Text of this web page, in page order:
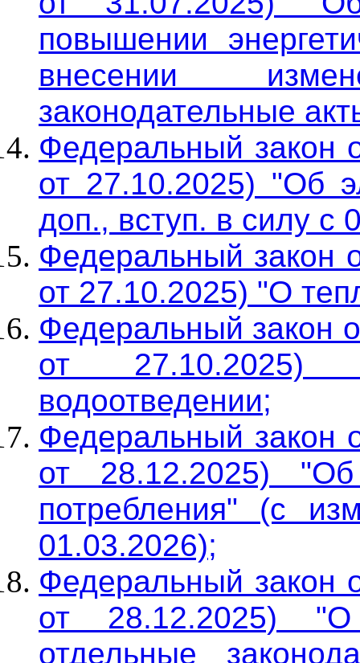
повышении
внесении
законодательные
Федеральный
от 27.10.2025) "Об
доп., вступ. в силу с
Федеральный закон
от 27.10.2025) "О
Федеральный закон
от
водоотведении;
Федеральный
от 28.12.2025)
потребления" (с
01.03.2026);
Федеральный
от 28.12.2025)
отдельные